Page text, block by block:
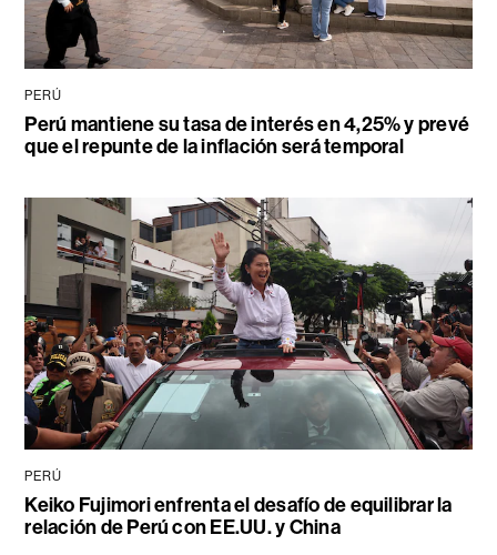
PERÚ
Perú mantiene su tasa de interés en 4,25% y prevé
que el repunte de la inflación será temporal
PERÚ
Keiko Fujimori enfrenta el desafío de equilibrar la
relación de Perú con EE.UU. y China